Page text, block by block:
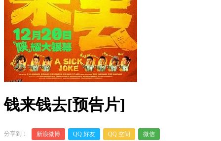
钱来钱去[预告片]
分享到： 新浪微博 QQ 好友 QQ 空间 微信